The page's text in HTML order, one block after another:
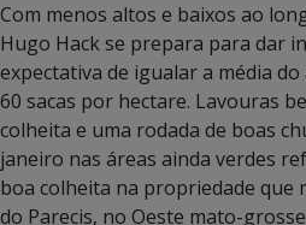
Com menos altos e baixos ao
Hugo Hack se prepara para dar
expectativa de igualar a média
60 sacas por hectare. Lavouras
colheita e uma rodada de boas
janeiro nas áreas ainda verdes
boa colheita na propriedade que
do Parecis, no Oeste mato-